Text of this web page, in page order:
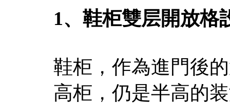
1、鞋柜雙层開放格
鞋柜，作為進門後
高柜，仍是半高的